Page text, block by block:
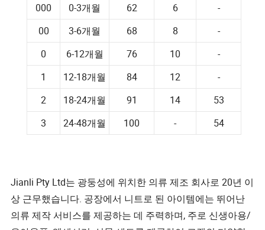
000
0-3개월 62 6
-
00
3-6개월 68 8
-
0
6-12개월 76 10
-
1
12-18개월 84 12
-
2
18-24개월 91 14
53
3
24-48개월 100 - 54
Jianli Pty Ltd는 광둥성에 위치한 의류 제조 회사로 20년 이
상 근무했습니다. 공장에서 니트로 된 아이템에는 뛰어난
의류 제작 서비스를 제공하는 데 주력하며, 주로 신생아용/